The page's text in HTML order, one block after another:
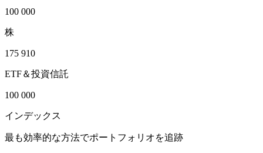
100 000
株
175 910
ETF＆投資信託
100 000
インデックス
最も効率的な方法でポートフォリオを追跡